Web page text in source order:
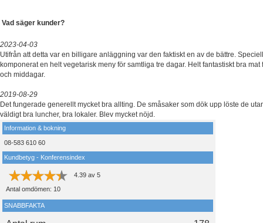
Vad säger kunder?
2023-04-03
Utifrån att detta var en billigare anläggning var den faktiskt en av de bättre.
komponerat en helt vegetarisk meny för samtliga tre dagar. Helt fantastiskt bra
och middagar.
2019-08-29
Det fungerade generellt mycket bra allting. De småsaker som dök upp löste de
väldigt bra luncher, bra lokaler. Blev mycket nöjd.
Information & bokning
08-583 610 60
Kundbetyg - Konferensindex
4.39 av 5
Antal omdömen: 10
SNABBFAKTA